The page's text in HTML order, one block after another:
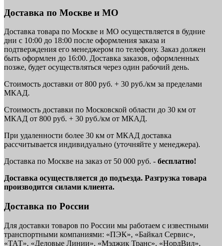
Доставка по Москве и МО
Доставка товара по Москве и МО осуществляется в будние
дни с 10:00 до 18:00 после оформления заказа и
подтверждения его менеджером по телефону. Заказ должен
быть оформлен до 16:00. Доставка заказов, оформленных
позже, будет осуществляться через один рабочий день.
Стоимость доставки от 800 руб. + 30 руб./км за пределами
МКАД.
Стоимость доставки по Московской области до 30 км от
МКАД от 800 руб. + 30 руб./км от МКАД.
При удаленности более 30 км от МКАД доставка
рассчитывается индивидуально (уточняйте у менеджера).
Доставка по Москве на заказ от 50 000 руб. - бесплатно!
Доставка осуществляется до подъезда. Разгрузка товара
производится силами клиента.
Доставка по России
Для доставки товаров по России мы работаем с известными
транспортными компаниями: «ПЭК», «Байкал Сервис»,
«ТАТ», «Деловые Линии», «Мэджик Транс», «НордВил»,